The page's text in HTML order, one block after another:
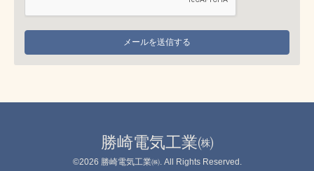
勝崎電気工業㈱
©2026 勝崎電気工業㈱. All Rights Reserved.